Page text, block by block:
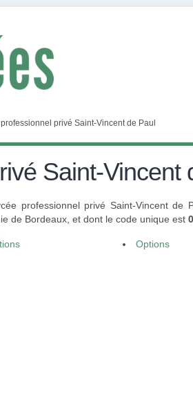
privé Saint-Vincent de Paul
Saint-Vincent
professionnel privé Saint-Vincent de
de Bordeaux, et dont le code unique est
Options